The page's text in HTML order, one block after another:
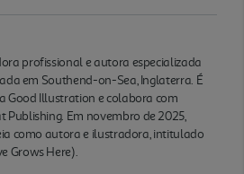
profissional e autora especializada
em Southend-on-Sea, Inglaterra. É
Good Illustration e colabora com
Publishing. Em novembro de 2025,
como autora e ilustradora, intitulado
Grows Here).